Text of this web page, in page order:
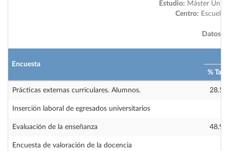
Estudio: Máster
Centro: Escuela
Datos a
Encuesta
% Tasa
Prácticas externas curriculares. Alumnos. 28.57
Inserción laboral de egresados universitarios
Evaluación de la enseñanza 48.94
Encuesta de valoración de la docencia